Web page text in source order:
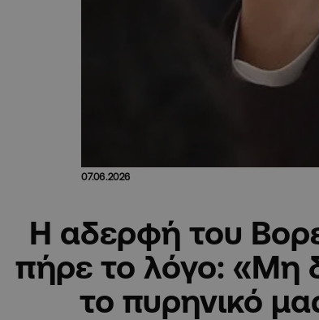
07.06.2026
Η αδερφή του
πήρε το λόγο: «Μη
το πυρηνικό